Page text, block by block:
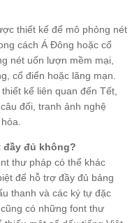
thiết kế để mô phỏng nét
cách Á Đông hoặc cổ
nét uốn lượn mềm mại,
cổ điển hoặc lãng mạn.
kế liên quan đến Tết,
đối, tranh ảnh nghệ
đủ không?
thư pháp có thể khác
để hỗ trợ đầy đủ bảng
thanh và các ký tự đặc
có những font thư